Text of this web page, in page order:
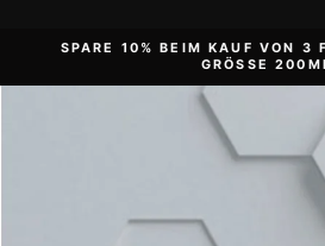
SPARE 10% BEIM KAUF VON 3
GRÖSSE 200ML